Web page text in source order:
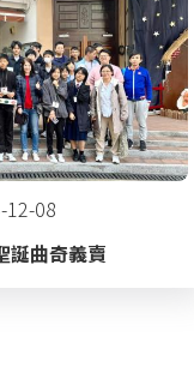
12-08
誕曲奇義賣